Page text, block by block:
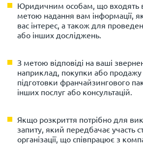
Юридичним особам, що входять
метою надання вам інформації,
вас інтерес, а також для
або інших досліджень.
З метою відповіді на ваші
наприклад, покупки або
підготовки франчайзингового
інших послуг або консультацій.
Якщо розкриття потрібно для
запиту, який передбачає участь
організації, що співпрацює з